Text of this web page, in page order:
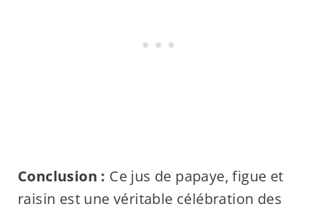
Conclusion : Ce jus de papaye, figue et
raisin est une véritable célébration des